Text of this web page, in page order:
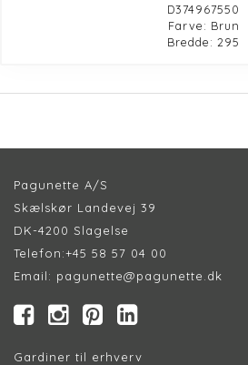
D374967550
Farve: Brun
Bredde: 295
Pagunette A/S
Skælskør Landevej 39
DK-4200 Slagelse
Telefon:+45 58 57 04 00
Email: pagunette@pagunette.dk
Gardiner til erhverv